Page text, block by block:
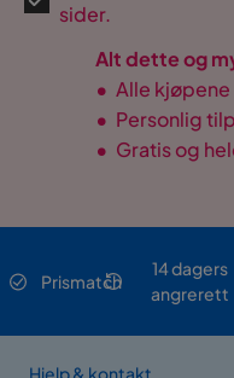
sider.
Alt dette og
• Alle
• Personlig
• Gratis og
Prismatch
14 dagers
angrerett
Hjelp & kontakt